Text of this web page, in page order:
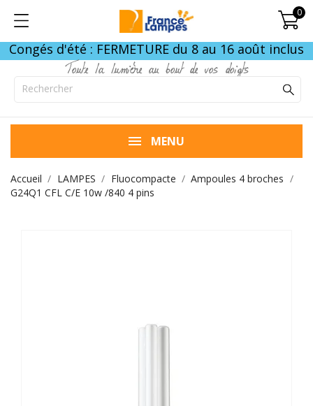
0
Congés d'été : FERMETURE du 8 au 16 août inclus
Toute la lumière au bout de vos doigts
MENU
Accueil LAMPES Fluocompacte
Ampoules 4 broches
G24Q1 CFL C/E 10w /840 4 pins